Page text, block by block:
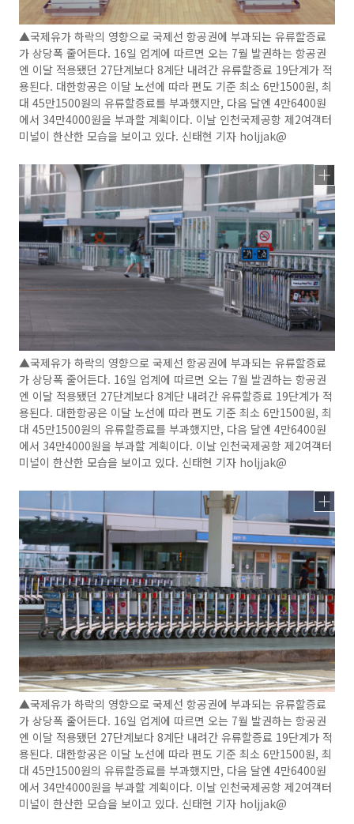
▲국제유가 하락의 영향으로 국제선 항공권에 부과되는 유류할증료
가 상당폭 줄어든다. 16일 업계에 따르면 오는 7월 발권하는 항공권
엔 이달 적용됐던 27단계보다 8계단 내려간 유류할증료 19단계가 적
용된다. 대한항공은 이달 노선에 따라 편도 기준 최소 6만1500원, 최
대 45만1500원의 유류할증료를 부과했지만, 다음 달엔 4만6400원
에서 34만4000원을 부과할 계획이다. 이날 인천국제공항 제2여객터
미널이 한산한 모습을 보이고 있다. 신태현 기자 holjjak@
▲국제유가 하락의 영향으로 국제선 항공권에 부과되는 유류할증료
가 상당폭 줄어든다. 16일 업계에 따르면 오는 7월 발권하는 항공권
엔 이달 적용됐던 27단계보다 8계단 내려간 유류할증료 19단계가 적
용된다. 대한항공은 이달 노선에 따라 편도 기준 최소 6만1500원, 최
대 45만1500원의 유류할증료를 부과했지만, 다음 달엔 4만6400원
에서 34만4000원을 부과할 계획이다. 이날 인천국제공항 제2여객터
미널이 한산한 모습을 보이고 있다. 신태현 기자 holjjak@
▲국제유가 하락의 영향으로 국제선 항공권에 부과되는 유류할증료
가 상당폭 줄어든다. 16일 업계에 따르면 오는 7월 발권하는 항공권
엔 이달 적용됐던 27단계보다 8계단 내려간 유류할증료 19단계가 적
용된다. 대한항공은 이달 노선에 따라 편도 기준 최소 6만1500원, 최
대 45만1500원의 유류할증료를 부과했지만, 다음 달엔 4만6400원
에서 34만4000원을 부과할 계획이다. 이날 인천국제공항 제2여객터
미널이 한산한 모습을 보이고 있다. 신태현 기자 holjjak@